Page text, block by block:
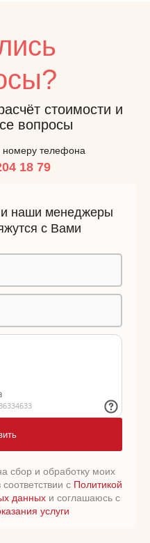
стоимости и
вопросы
номеру телефона
18 79
и наши менеджеры
с Вами
сбор и обработку моих
с Политикой
данныхи соглашаюсь с
услуги